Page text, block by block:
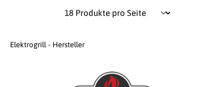
Elektrogrill - Hersteller